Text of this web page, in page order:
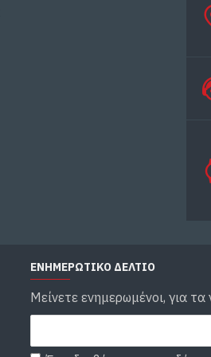
ΕΝΗΜΕΡΩΤΙΚΌ ΔΕΛΤΙΟ
Μείνετε ενημερωμένοι, για